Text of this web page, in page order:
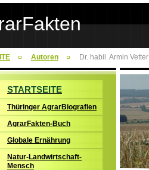
Autoren Dr. habil. Armin Vetter
STARTSEITE
Thüringer AgrarBiografien
AgrarFakten-Buch
Globale Ernährung
Natur-Landwirtschaft-
Mensch